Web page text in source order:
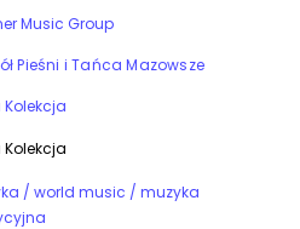
Music Group
Pieśni i Tańca Mazowsze
Kolekcja
Kolekcja
/ world music / muzyka